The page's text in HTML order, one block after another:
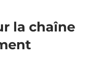
la chaîne